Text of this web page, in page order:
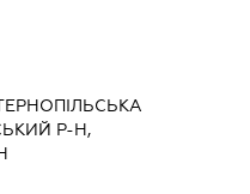
Р-Н,